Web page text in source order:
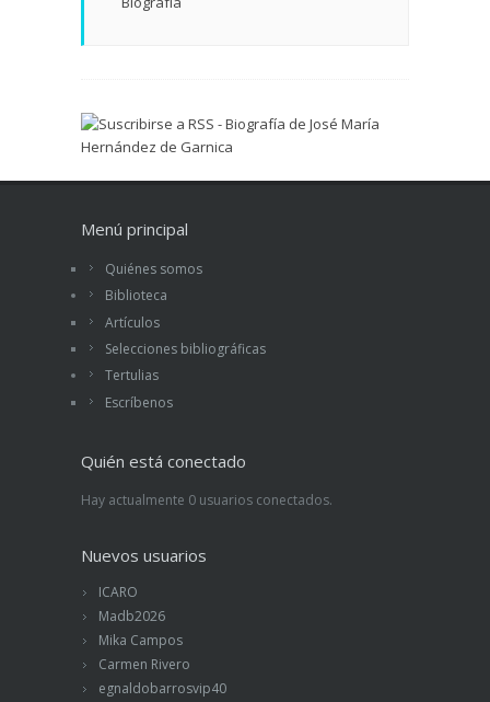
Menú principal
Quiénes somos
Biblioteca
Artículos
Selecciones bibliográficas
Tertulias
Escríbenos
Quién está conectado
Hay actualmente 0 usuarios conectados.
Nuevos usuarios
ICARO
Madb2026
Mika Campos
Carmen Rivero
egnaldobarrosvip40